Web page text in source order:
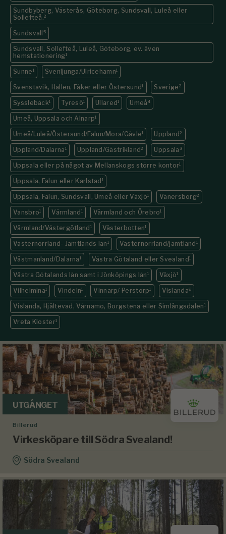
Sundbyberg, Västerås, Göteborg, Sundsvall, Luleå eller
Sollefteå.2
Sundsvall 5
Sundsvall, Sollefteå, Luleå, Göteborg, ev. även
hemstationering1
Sunne 1 Svenljunga/Ulricehamn1
Svenstavik, Hallen, Fåker eller Östersund1 Sverige 2
Sysslebäck1 Tyresö1 Ullared1 Umeå 4
Umeå, Uppsala och Alnarp1
Umeå/Luleå/Östersund/Falun/Mora/Gävle1 Uppland2
Uppland/Dalarna 1 Uppland/Gästrikland2 Uppsala 3
Uppsala eller på något av Mellanskogs större kontor1
Uppsala, Falun eller Karlstad 1
Uppsala, Falun, Sundsvall, Umeå eller Växjö1 Vänersborg2
Vansbro1 Värmland 1 Värmland och Örebro1
Värmland/Västergötland 1 Västerbotten1
Västernorrland- Jämtlands län 1 Västernorrland/jämtland 1
Västmanland/Dalarna 1 Västra Götaland eller Svealand 1
Västra Götalands län samt i Jönköpings län 1 Växjö1
Vilhelmina1 Vindeln1 Vinnarp/ Perstorp1 Vislanda6
Vislanda, Hjältevad, Värnamo, Borgstena eller Simlångsdalen 1
Vreta Kloster1
UTGÅNGET
Billerud
Virkesköpare till Södra Svealand!
Södra Svealand